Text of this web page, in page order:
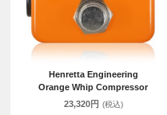
Henretta Engineering
Orange Whip Compressor
23,320円 (税込)